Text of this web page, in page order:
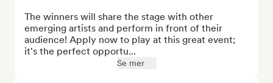
The winners will share the stage with other
emerging artists and perform in front of their
audience! Apply now to play at this great event;
it's the perfect opportu...
Se mer